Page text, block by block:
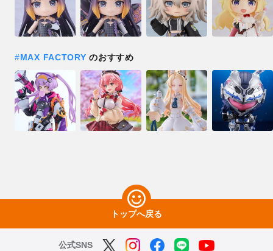
#MAX FACTORY のおすすめ
トップへ戻る
公式SNS